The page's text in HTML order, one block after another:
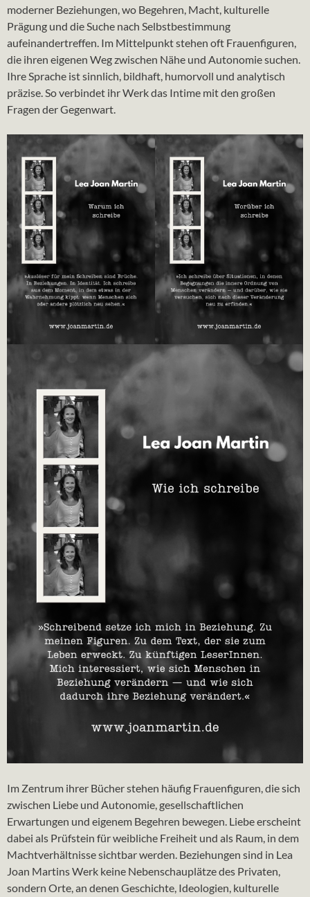
moderner Beziehungen, wo Begehren, Macht, kulturelle
Prägung und die Suche nach Selbstbestimmung
aufeinandertreffen. Im Mittelpunkt stehen oft Frauenfiguren,
die ihren eigenen Weg zwischen Nähe und Autonomie suchen.
Ihre Sprache ist sinnlich, bildhaft, humorvoll und analytisch
präzise. So verbindet ihr Werk das Intime mit den großen
Fragen der Gegenwart.
Im Zentrum ihrer Bücher stehen häufig Frauenfiguren, die sich
zwischen Liebe und Autonomie, gesellschaftlichen
Erwartungen und eigenem Begehren bewegen. Liebe erscheint
dabei als Prüfstein für weibliche Freiheit und als Raum, in dem
Machtverhältnisse sichtbar werden. Beziehungen sind in Lea
Joan Martins Werk keine Nebenschauplätze des Privaten,
sondern Orte, an denen Geschichte, Ideologien, kulturelle